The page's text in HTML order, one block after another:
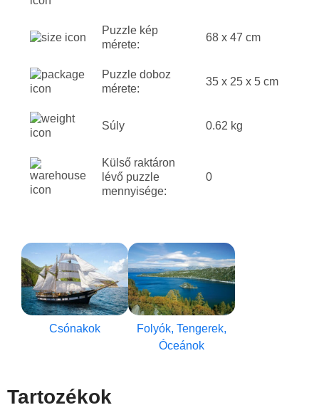
Puzzle kép
mérete:
68 x 47 cm
Puzzle doboz
mérete:
35 x 25 x 5 cm
Súly 0.62 kg
Külső raktáron
lévő puzzle
mennyisége:
0
Csónakok
Folyók, Tengerek,
Óceánok
Tartozékok